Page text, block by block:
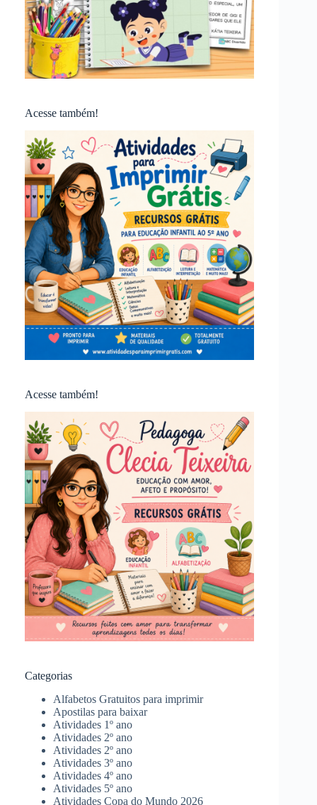
Acesse também!
Acesse também!
Categorias
Alfabetos Gratuitos para imprimir
Apostilas para baixar
Atividades 1º ano
Atividades 2º ano
Atividades 2º ano
Atividades 3º ano
Atividades 4º ano
Atividades 5º ano
Atividades Copa do Mundo 2026